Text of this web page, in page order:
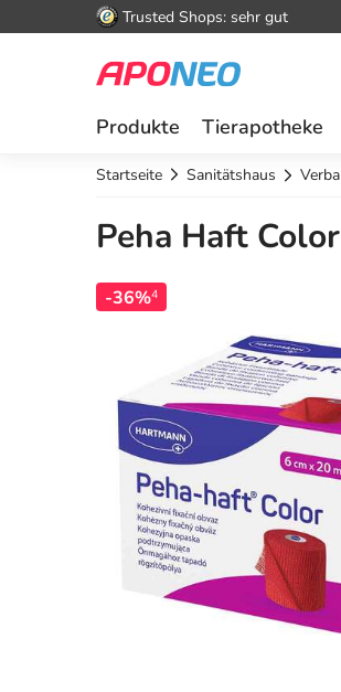
Trusted Shops: sehr gut
Produkte Tierapotheke
Startseite Sanitätshaus
Peha Haft
-36%4